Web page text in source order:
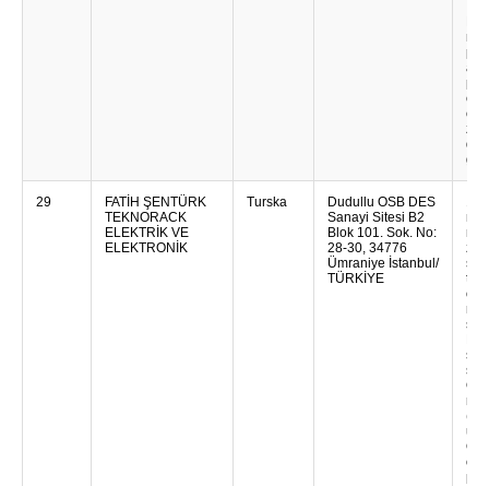
za
29
FATİH ŞENTÜRK
TEKNORACK
ELEKTRİK VE
ELEKTRONİK
Turska
Dudullu OSB DES
Sanayi Sitesi B2
Blok 101. Sok. No:
28-30, 34776
Ümraniye İstanbul/
TÜRKİYE